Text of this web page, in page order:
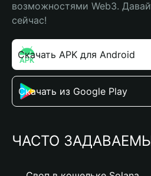
возможностями Web3.
сейчас!
Скачать APK для Android
Скачать из Google Play
ЧАСТО